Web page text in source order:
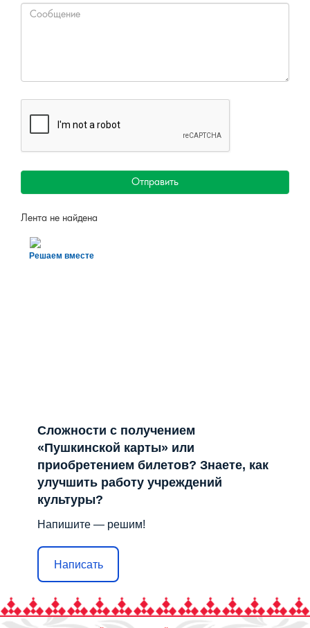
Отправить
Лента не найдена
Решаем вместе
Сложности с получением
«Пушкинской карты» или
приобретением билетов? Знаете, как
улучшить работу учреждений
культуры?
Напишите — решим!
Написать